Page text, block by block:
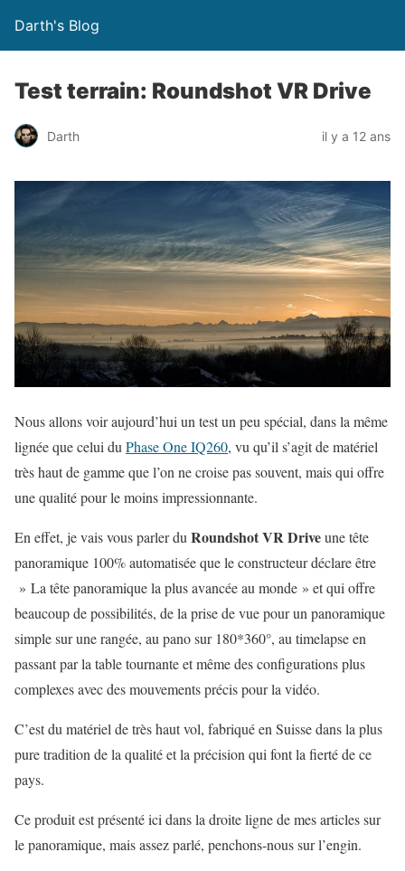
Darth's Blog
Test terrain: Roundshot VR Drive
Darth il y a 12 ans
Nous allons voir aujourd’hui un test un peu spécial, dans la même
lignée que celui duPhase One IQ260, vu qu’il s’agit de matériel
très haut de gamme que l’on ne croise pas souvent, mais qui offre
une qualité pour le moins impressionnante.
En effet, je vais vous parler duRoundshot VR Driveune tête
panoramique 100% automatisée que le constructeur déclare être
» La tête panoramique la plus avancée au monde » et qui offre
beaucoup de possibilités, de la prise de vue pour un panoramique
simple sur une rangée, au pano sur 180*360°, au timelapse en
passant par la table tournante et même des configurations plus
complexes avec des mouvements précis pour la vidéo.
C’est du matériel de très haut vol, fabriqué en Suisse dans la plus
pure tradition de la qualité et la précision qui font la fierté de ce
pays.
Ce produit est présenté ici dans la droite ligne de mes articles sur
le panoramique, mais assez parlé, penchons-nous sur l’engin.